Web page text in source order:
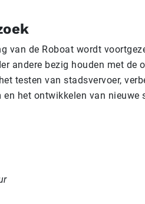
van de Roboat wordt
andere bezig houden met de
testen van stadsvervoer,
het ontwikkelen van nieuwe